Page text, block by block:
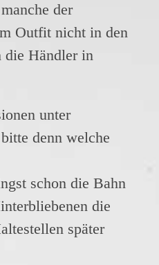
der
Outfit nicht in den
die Händler in
unter
denn welche
schon die Bahn
die
später